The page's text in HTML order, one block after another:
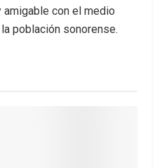
con el medio
población sonorense.